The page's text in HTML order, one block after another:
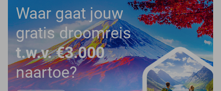
Waar gaat jouw
gratis droomreis
t.w.v. €3.000
naartoe?